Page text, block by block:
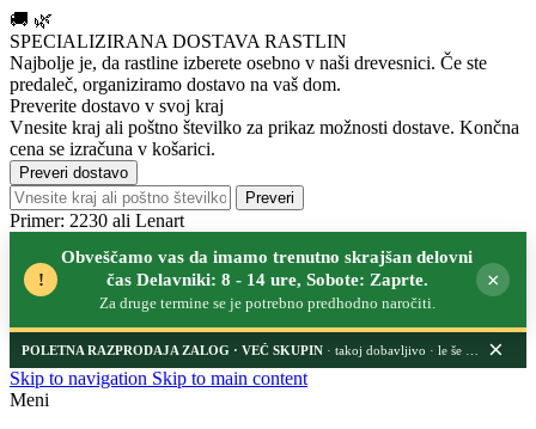
🚚 🌿
SPECIALIZIRANA DOSTAVA RASTLIN
Najbolje je, da rastline izberete osebno v naši drevesnici. Če ste
predaleč, organiziramo dostavo na vaš dom.
Preverite dostavo v svoj kraj
Vnesite kraj ali poštno številko za prikaz možnosti dostave. Končna
cena se izračuna v košarici.
Preveri dostavo
Preveri
Primer: 2230 ali Lenart
!
Obveščamo vas da imamo trenutno skrajšan delovni
čas Delavniki: 8 - 14 ure, Sobote: Zaprte.
Za druge termine se je potrebno predhodno naročiti.
×
POLETNA RAZPRODAJA ZALOG · takoj dobavljivo · le še nekaj dni ×
Skip to navigation Skip to main content
Meni